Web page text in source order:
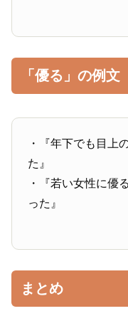
「優る」の例文
・『年下でも目上
た』
・『若い女性に優
った』
まとめ